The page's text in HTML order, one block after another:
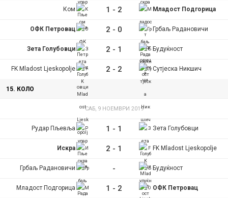
Ком 1 - 2 Младост Подгорица
ОФК Петровац 2 - 0 Грбаљ Радановичи
Зета Голубовци 2 - 1 Будуќност
FK Mladost Ljeskopolje 2 - 2 Сутјеска Никшич
15. КОЛО
САБ, 9 НОЕМВРИ 2019
Рудар Пљевља 1 - 1 Зета Голубовци
Искра 2 - 1 FK Mladost Ljeskopolje
Грбаљ Радановичи - Будуќност
Младост Подгорица 1 - 2 ОФК Петровац